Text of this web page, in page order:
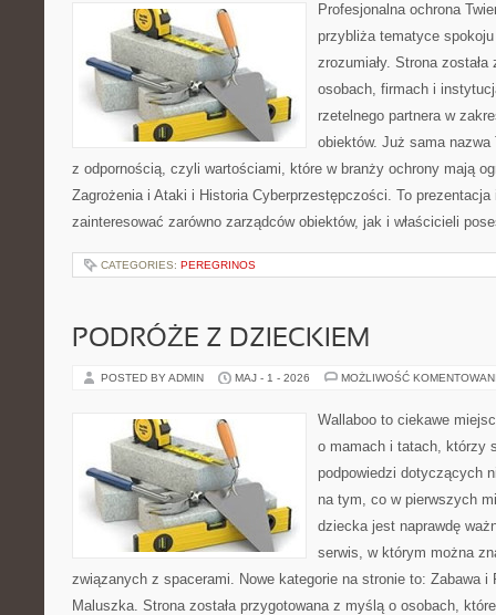
Profesjonalna ochrona
przybliża tematyce
zrozumiały. Strona
osobach, firmach i
rzetelnego partnera w
obiektów. Już sama nazwa
z odpornością, czyli wartościami, które w branży ochrony mają
Zagrożenia i Ataki i Historia Cyberprzestępczości. To
zainteresować zarówno zarządców obiektów, jak i właścicieli
CATEGORIES: PEREGRINOS
PODRÓŻE Z DZIECKIEM
POSTED BY ADMIN MAJ - 1 - 2026 MOŻLIWOŚĆ
Wallaboo to ciekawe
o mamach i tatach, którzy
podpowiedzi dotyczących
na tym, co w pierwszych
dziecka jest naprawdę
serwis, w którym można
związanych z spacerami. Nowe kategorie na stronie to: Zabawa i
Maluszka. Strona została przygotowana z myślą o osobach,